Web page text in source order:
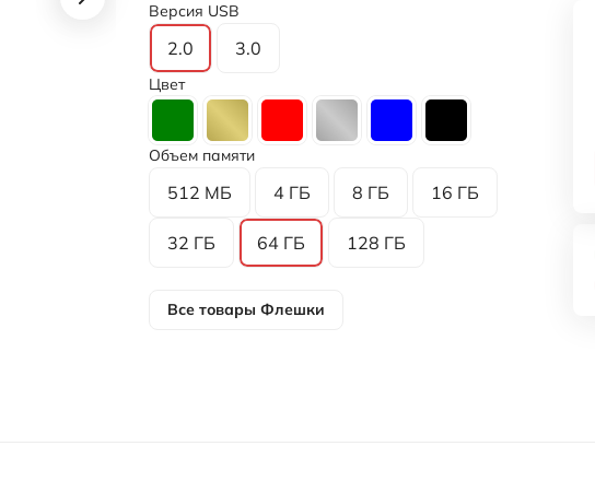
Версия USB
2.0 3.0
Цвет
Объем памяти
512 МБ 4 ГБ 8 ГБ 16 ГБ
32 ГБ 64 ГБ 128 ГБ
Все товары Флешки